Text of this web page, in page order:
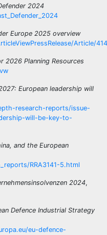
2024
Europe 2025 overview
Article/
2026 Planning Resources
European leadership will
research-reports/issue-
will-be-key-to-
and the European
RRA3141-5.html
2024,
Defence Industrial Strategy
eu-defence-